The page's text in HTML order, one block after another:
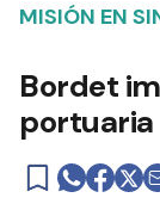
MISIÓN EN
Bordet
portuaria